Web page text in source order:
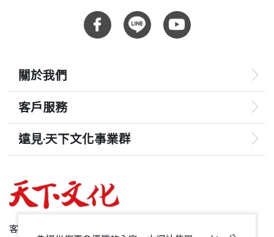
期待藉由書中分享的具體行動，從把追求永續當做企
的不同產業都能得到啟發，一同關注社會與環境這些
不會出聲的利益相關者，一起創造價值，為打造台灣
的永續競爭力來共同努力！
摘自《台積電的綠色行動：高效能綠廠房的實務應
並計劃透過提供差異化的領導技術及提供客戶獨特價
值的定位策略，來追求其中的諸多新商機。
關於我們
客戶服務
遠見‧天下文化事業群
哈佛商業評論
客服專線：+886 2 2662-0012